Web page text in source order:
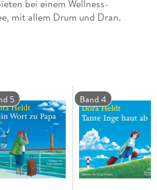
bei einem Wellness-
mit allem Drum und Dran.
ihres Lebens, die
durchstehen und dabei
5 Band 4